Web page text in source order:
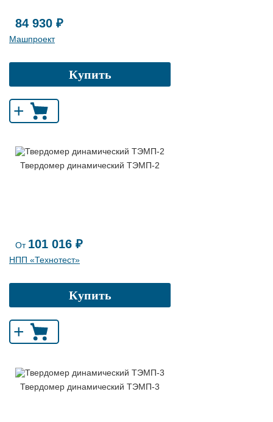
84 930 ₽
Машпроект
Купить
+
Твердомер динамический ТЭМП-2
От 101 016 ₽
НПП «Технотест»
Купить
+
Твердомер динамический ТЭМП-3